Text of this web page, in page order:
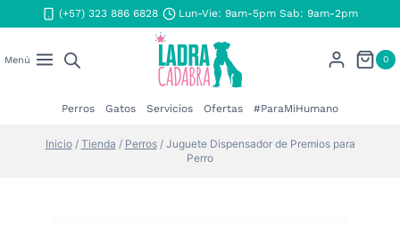
al
(+57) 323 886 6828 Lun-Vie: 9am-5pm Sab: 9am-2pm
Menú 0
Perros Gatos Servicios Ofertas #ParaMiHumano
Inicio / Tienda / Perros / Juguete Dispensador de Premios para
Perro